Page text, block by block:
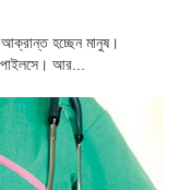
আক্রান্ত হচ্ছেন মানুষ।
পাইলসে। আর...